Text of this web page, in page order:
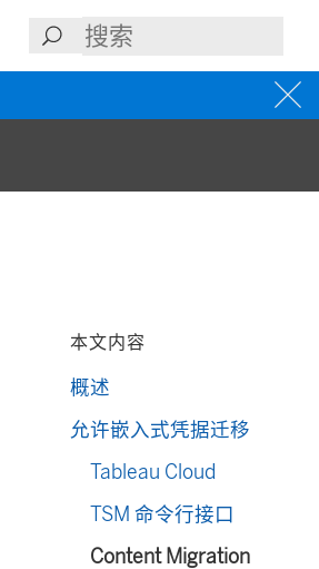
本文内容
概述
允许嵌入式凭据迁移
Tableau Cloud
TSM 命令行接口
Content Migration